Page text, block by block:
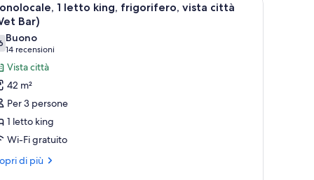
6
1 letto king, frigorifero, vista città
Bar)
su 10
Buono
14 recensioni
(14
recensioni)
Vista città
42 m²
Per 3 persone
1 letto king
Wi-Fi gratuito
di più